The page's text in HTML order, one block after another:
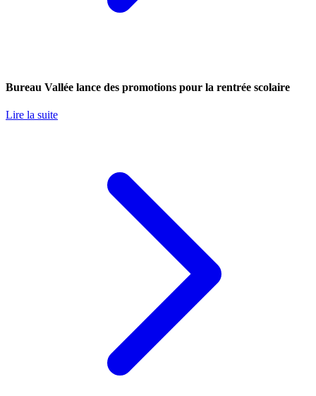
Bureau Vallée lance des promotions pour la rentrée scolaire
Lire la suite